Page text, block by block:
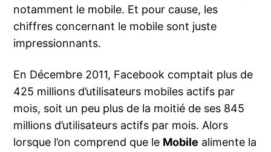
notamment le mobile. Et pour cause, les
chiffres concernant le mobile sont juste
impressionnants.
En Décembre 2011, Facebook comptait plus de
425 millions d’utilisateurs mobiles actifs par
mois, soit un peu plus de la moitié de ses 845
millions d’utilisateurs actifs par mois. Alors
lorsque l’on comprend que le Mobile alimente la